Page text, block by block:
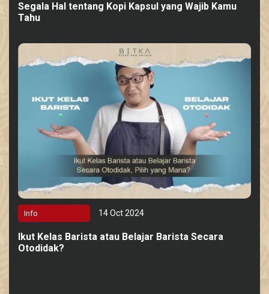
Segala Hal tentang Kopi Kapsul yang Wajib Kamu
Tahu
Info 14 Oct 2024
Ikut Kelas Barista atau Belajar Barista Secara
Otodidak?